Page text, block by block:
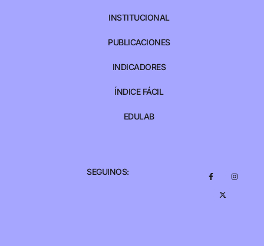
INSTITUCIONAL
PUBLICACIONES
INDICADORES
ÍNDICE FÁCIL
EDULAB
SEGUINOS: